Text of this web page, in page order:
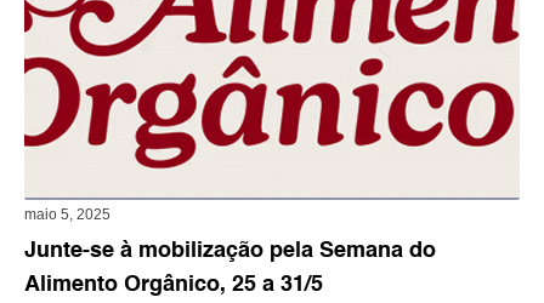
maio 5, 2025
Junte-se à mobilização pela Semana do
Alimento Orgânico, 25 a 31/5